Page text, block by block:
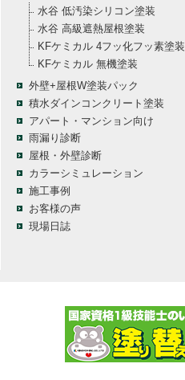
水谷 低汚染シリコン塗装
水谷 高級遮熱屋根塗装
KFケミカル 4フッ化フッ素塗装
KFケミカル 無機塗装
外壁+屋根W塗装パック
積水ダインコンクリート塗装
アパート・マンション向け
雨漏り診断
屋根・外壁診断
カラーシミュレーション
施工事例
お客様の声
現場日誌